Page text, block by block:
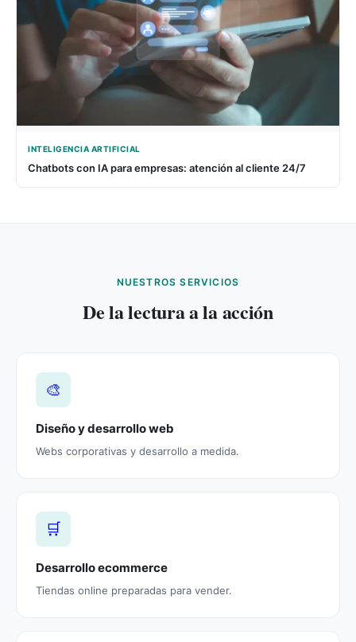
INTELIGENCIA ARTIFICIAL
Chatbots con IA para empresas: atención al cliente 24/7
NUESTROS SERVICIOS
De la lectura a la acción
🎨
Diseño y desarrollo web
Webs corporativas y desarrollo a medida.
🛒
Desarrollo ecommerce
Tiendas online preparadas para vender.